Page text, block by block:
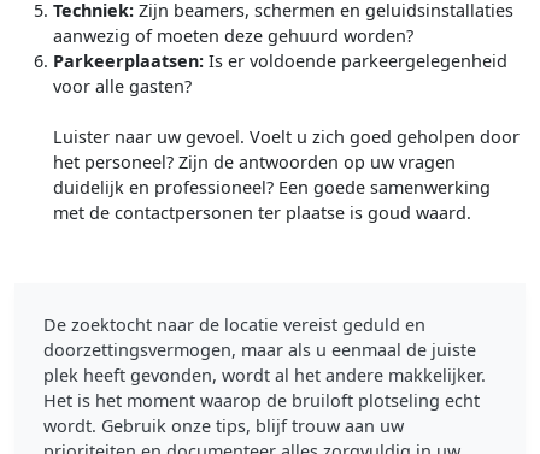
Techniek: Zijn beamers, schermen en geluidsinstallaties
aanwezig of moeten deze gehuurd worden?
Parkeerplaatsen: Is er voldoende parkeergelegenheid
voor alle gasten?
Luister naar uw gevoel. Voelt u zich goed geholpen door
het personeel? Zijn de antwoorden op uw vragen
duidelijk en professioneel? Een goede samenwerking
met de contactpersonen ter plaatse is goud waard.
De zoektocht naar de locatie vereist geduld en
doorzettingsvermogen, maar als u eenmaal de juiste
plek heeft gevonden, wordt al het andere makkelijker.
Het is het moment waarop de bruiloft plotseling echt
wordt. Gebruik onze tips, blijf trouw aan uw